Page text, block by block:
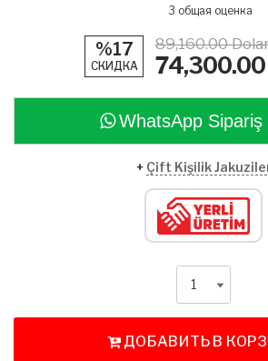
3 общая оценка
%17
СКИДКА
89,160.00
74,300.00
WhatsApp Sipariş
+ Çift Kişilik
ДОБАВИТЬ В